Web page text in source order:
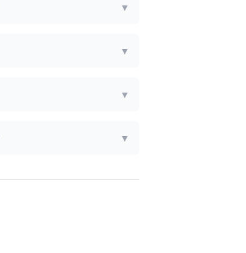
▼
▼
▼
▼